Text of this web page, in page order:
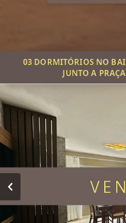
03 DORMITÓRIOS NO
JUNTO A